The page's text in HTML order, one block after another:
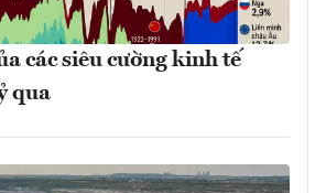
các siêu cường kinh tế
qua